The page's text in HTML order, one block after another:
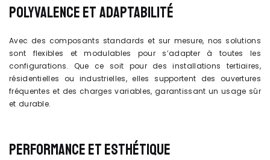
POLYVALENCE ET ADAPTABILITÉ
Avec des composants standards et sur mesure, nos solutions
sont flexibles et modulables pour s’adapter à toutes les
configurations. Que ce soit pour des installations tertiaires,
résidentielles ou industrielles, elles supportent des ouvertures
fréquentes et des charges variables, garantissant un usage sûr
et durable.
PERFORMANCE ET ESTHÉTIQUE